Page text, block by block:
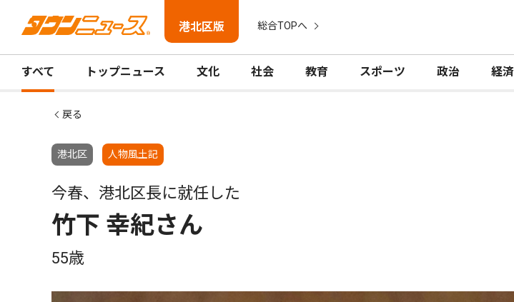
港北区版 総合TOPへ
すべて トップニュース 文化 社会 教育 スポーツ 政治 経済
戻る
港北区 人物風土記
今春、港北区長に就任した
竹下 幸紀さん
55歳